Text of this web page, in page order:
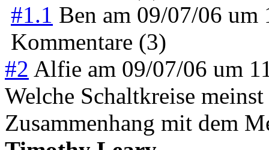
#1.1 Ben am 09/07/06 um
Kommentare (3)
#2 Alfie am 09/07/06 um
Welche Schaltkreise
Zusammenhang mit dem